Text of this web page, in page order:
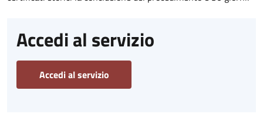
Accedi al servizio
Accedi al servizio